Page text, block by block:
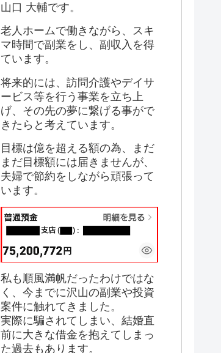
山口 大輔です。
老人ホームで働きながら、スキ
マ時間で副業をし、副収入を得
ています。
将来的には、訪問介護やデイサ
ービス等を行う事業を立ち上
げ、その先の夢に繋げる事がで
きたらと考えています。
目標は億を超える額の為、まだ
まだ目標額には届きませんが、
夫婦で節約をしながら頑張って
います。
私も順風満帆だったわけではな
く、今までに沢山の副業や投資
案件に触れてきました。
実際に騙されてしまい、結婚直
前に大きな借金を抱えてしまっ
た過去もあります。